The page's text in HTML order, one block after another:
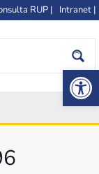
RUP | Intranet |